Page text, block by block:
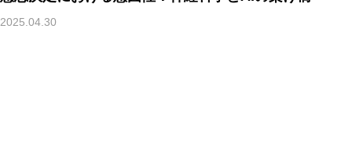
2025.04.30